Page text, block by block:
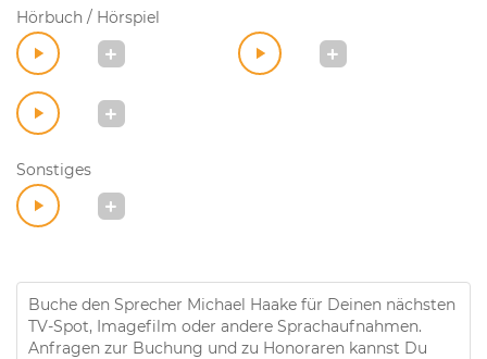
Hörbuch / Hörspiel
Sonstiges
Buche den Sprecher Michael Haake für Deinen nächsten
TV-Spot, Imagefilm oder andere Sprachaufnahmen.
Anfragen zur Buchung und zu Honoraren kannst Du